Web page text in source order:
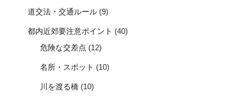
道交法・交通ルール (9)
都内近郊要注意ポイント (40)
危険な交差点 (12)
名所・スポット (10)
川を渡る橋 (10)